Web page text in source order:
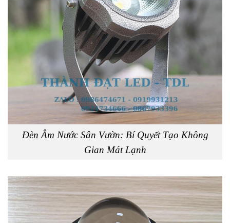
Skip
to
content
Đèn Âm Nước Sân Vườn: Bí Quyết Tạo Không
Gian Mát Lạnh